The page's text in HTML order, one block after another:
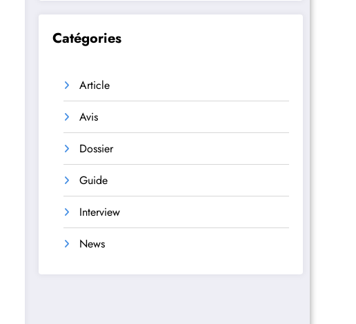
Catégories
Article
Avis
Dossier
Guide
Interview
News